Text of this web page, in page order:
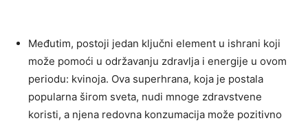
Međutim, postoji jedan ključni element u ishrani koji
može pomoći u održavanju zdravlja i energije u ovom
periodu: kvinoja. Ova superhrana, koja je postala
popularna širom sveta, nudi mnoge zdravstvene
koristi, a njena redovna konzumacija može pozitivno